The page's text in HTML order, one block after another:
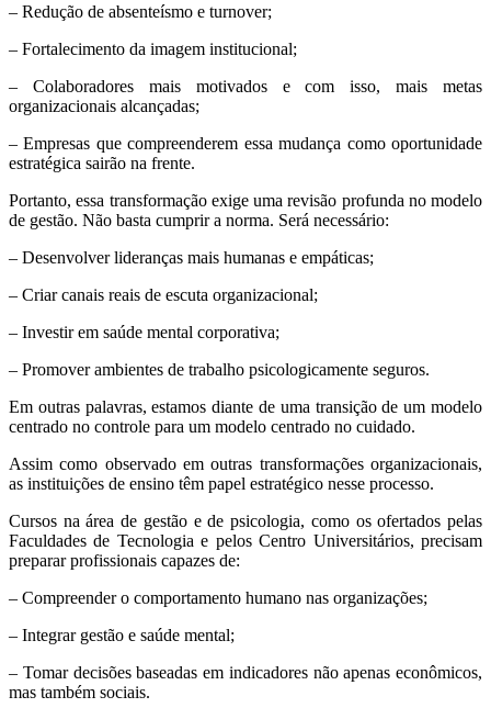
– Redução de absenteísmo e turnover;
– Fortalecimento da imagem institucional;
– Colaboradores mais motivados e com isso, mais metas
organizacionais alcançadas;
– Empresas que compreenderem essa mudança como oportunidade
estratégica sairão na frente.
Portanto, essa transformação exige uma revisão profunda no modelo
de gestão. Não basta cumprir a norma. Será necessário:
– Desenvolver lideranças mais humanas e empáticas;
– Criar canais reais de escuta organizacional;
– Investir em saúde mental corporativa;
– Promover ambientes de trabalho psicologicamente seguros.
Em outras palavras, estamos diante de uma transição de um modelo
centrado no controle para um modelo centrado no cuidado.
Assim como observado em outras transformações organizacionais,
as instituições de ensino têm papel estratégico nesse processo.
Cursos na área de gestão e de psicologia, como os ofertados pelas
Faculdades de Tecnologia e pelos Centro Universitários, precisam
preparar profissionais capazes de:
– Compreender o comportamento humano nas organizações;
– Integrar gestão e saúde mental;
– Tomar decisões baseadas em indicadores não apenas econômicos,
mas também sociais.